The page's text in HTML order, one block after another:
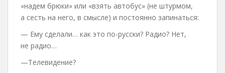
«надем брюки» или «взять автобус» (не штурмом,
а сесть на него, в смысле) и постоянно запинаться:
— Ему сделали… как это по-русски? Радио? Нет,
не радио…
—Телевидение?